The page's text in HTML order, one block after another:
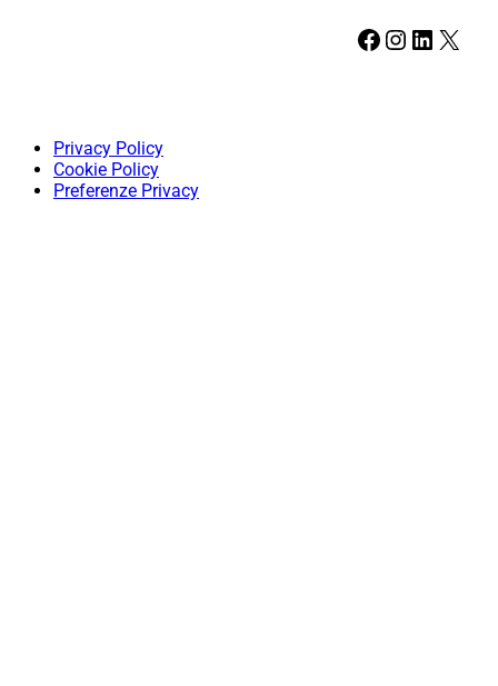
Facebook Instagram LinkedIn X
Privacy Policy
Cookie Policy
Preferenze Privacy